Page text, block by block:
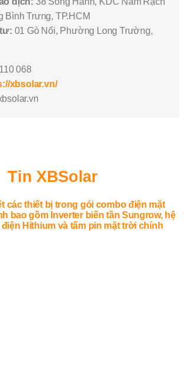
Bình Trưng, TP.HCM
01 Gò Nổi, Phường Long Trường,
068
xbsolar.vn/
Tin XBSolar